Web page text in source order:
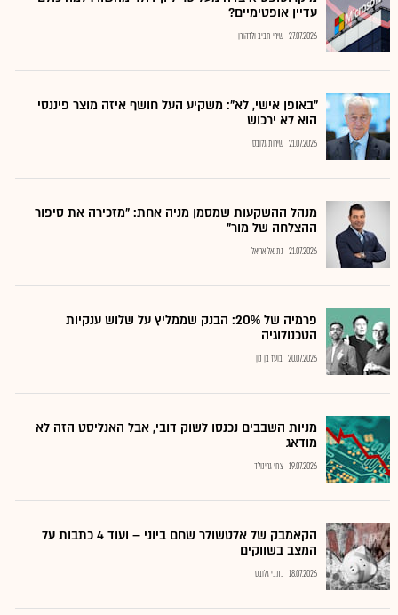
עדיין אופטימיים?
27.07.2026 שירי חביב ולדהורן
"באופן אישי, לא": משקיע העל חושף איזה מוצר פיננסי
הוא לא ירכוש
21.07.2026 שירות גלובס
מנהל ההשקעות שמסמן מניה אחת: "מזכירה את סיפור
ההצלחה של מור"
21.07.2026 נתנאל אריאל
פרמיה של 20%: הבנק שממליץ על שלוש ענקיות
הטכנולוגיה
20.07.2026 בועז בן נון
מניות השבבים נכנסו לשוק דובי, אבל האנליסט הזה לא
מודאג
19.07.2026 צחי גרינולד
הקאמבק של אלטשולר שחם ביוני – ועוד 4 כתבות על
המצב בשווקים
18.07.2026 כתבי גלובס